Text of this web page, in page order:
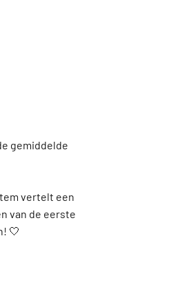
gemiddelde
vertelt een
van de eerste
🤍